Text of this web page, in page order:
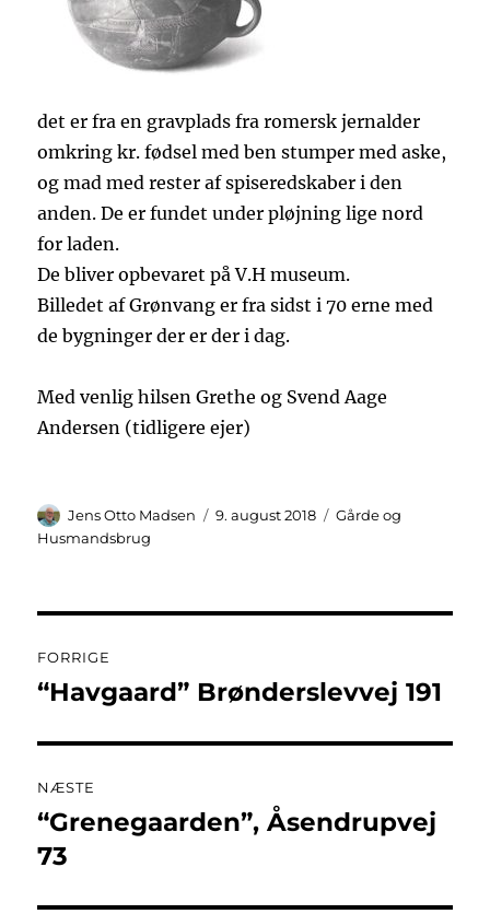
det er fra en gravplads fra romersk jernalder
omkring kr. fødsel med ben stumper med aske,
og mad med rester af spiseredskaber i den
anden. De er fundet under pløjning lige nord
for laden.
De bliver opbevaret på V.H museum.
Billedet af Grønvang er fra sidst i 70 erne med
de bygninger der er der i dag.
Med venlig hilsen Grethe og Svend Aage
Andersen (tidligere ejer)
Forfatter
Jens Otto Madsen Udgivet
9. august 2018 Kategorier
Gårde og
Husmandsbrug
FORRIGE
Forrige
“Havgaard” Brønderslevvej 191
NÆSTE
Næste
indlæg:
“Grenegaarden”, Åsendrupvej
73